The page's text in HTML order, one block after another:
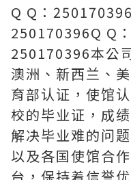
Q Q：
250170396Q Q
250170396本公
澳洲、新西兰、
育部认证，使馆
校的毕业证，成
解决毕业难的问
以及各国使馆合